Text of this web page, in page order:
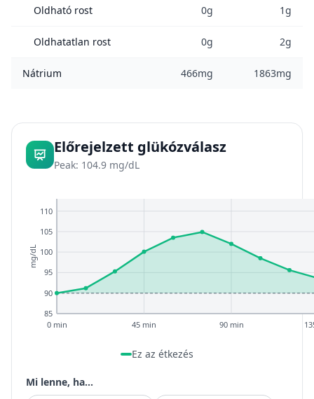
Oldható rost 0g 1g
Oldhatatlan rost 0g 2g
Nátrium 466mg 1863mg
Előrejelzett glükózválasz
Peak: 104.9 mg/dL
85
90
95
100
105
110
0 min 45 min 90 min
mg/dL
Ez az étkezés
Mi lenne, ha...